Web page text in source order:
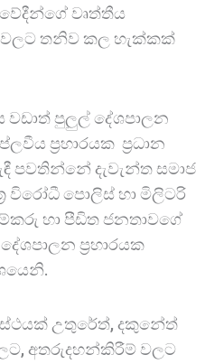
වෘත්තීය
වලට තනිව කල හැක්කක්
වඩාත් පුලුල් දේශපාලන
ප්‍රහාරයක ප්‍රධාන
පවතින්නේ දැවැන්ත සමාජ
විරෝධී පොලිස් හා මිලිටරි
හා පීඩිත ජනතාවගේ
ප්‍රහාරයක
උතුරේත්, දකුනේත්
අතරුදහන්කිරීම් වලට